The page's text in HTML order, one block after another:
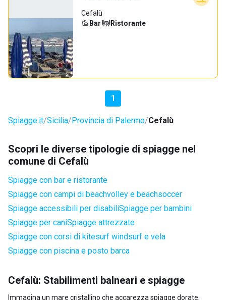
Cefalù
Bar· Ristorante
1
Spiagge.it Sicilia Provincia di Palermo Cefalù
Scopri le diverse tipologie di spiagge nel
comune di Cefalù
Spiagge con bar e ristorante
Spiagge con campi di beachvolley e beachsoccer
Spiagge accessibili per disabiliSpiagge per bambini
Spiagge per caniSpiagge attrezzate
Spiagge con corsi di kitesurf windsurf e vela
Spiagge con piscina e posto barca
Cefalù: Stabilimenti balneari e spiagge
Immagina un mare cristallino che accarezza spiagge dorate,